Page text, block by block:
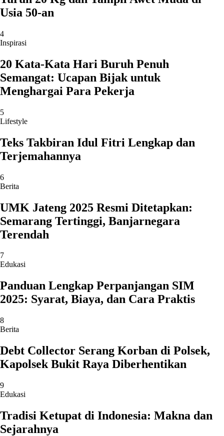
Usia 50-an
4
Inspirasi
20 Kata-Kata Hari Buruh Penuh
Semangat: Ucapan Bijak untuk
Menghargai Para Pekerja
5
Lifestyle
Teks Takbiran Idul Fitri Lengkap dan
Terjemahannya
6
Berita
UMK Jateng 2025 Resmi Ditetapkan:
Semarang Tertinggi, Banjarnegara
Terendah
7
Edukasi
Panduan Lengkap Perpanjangan SIM
2025: Syarat, Biaya, dan Cara Praktis
8
Berita
Debt Collector Serang Korban di Polsek,
Kapolsek Bukit Raya Diberhentikan
9
Edukasi
Tradisi Ketupat di Indonesia: Makna dan
Sejarahnya